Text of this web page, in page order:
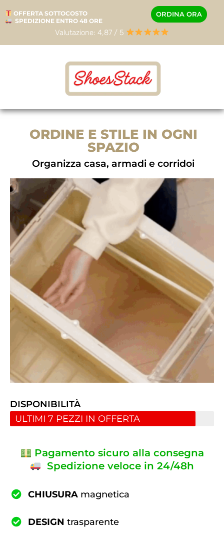
OFFERTA SOTTOCOSTO
SPEDIZIONE ENTRO 48 ORE
ORDINA ORA
Valutazione: 4,87 / 5
ORDINE E STILE IN OGNI
SPAZIO
Organizza casa, armadi e corridoi
DISPONIBILITÀ
ULTIMI 7 PEZZI IN OFFERTA
Pagamento sicuro alla consegna
Spedizione veloce in 24/48h
CHIUSURA magnetica
DESIGN trasparente